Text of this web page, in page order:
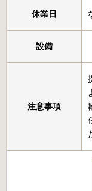
休業日
設備
注意事項